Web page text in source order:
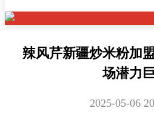
辣风芹新疆炒米粉加
场潜力
2025-05-06